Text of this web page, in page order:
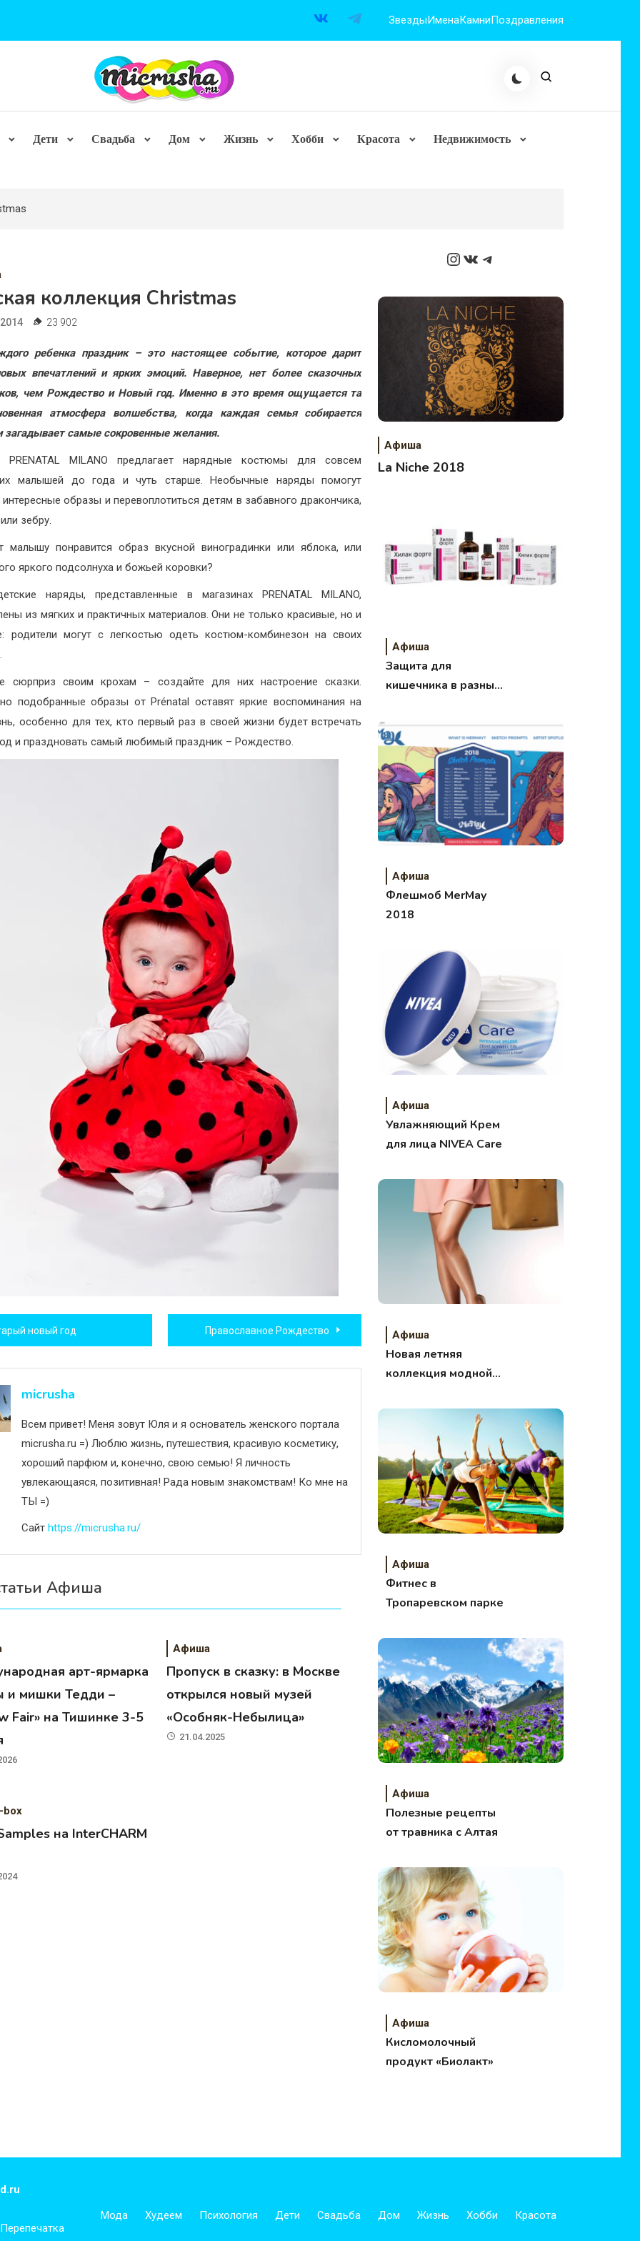
ЗвездыИменаКамниПоздравления
Дети Свадьба Дом Жизнь Хобби Красота Недвижимость
коллекция Christmas
23 902
ребенка праздник – это настоящее событие, которое дарит
впечатлений и ярких эмоций. Наверное, нет более сказочных
чем Рождество и Новый год. Именно в это время ощущается та
атмосфера волшебства, когда каждая семья собирается
загадывает самые сокровенные желания.
PRENATAL MILANO предлагает нарядные костюмы для совсем
малышей до года и чуть старше. Необычные наряды помогут
образы и перевоплотиться детям в забавного дракончика,
зебру.
понравится образ вкусной виноградинки или яблока, или
яркого подсолнуха и божьей коровки?
наряды, представленные в магазинах PRENATAL MILANO,
из мягких и практичных материалов. Они не только красивые, но и
родители могут с легкостью одеть костюм-комбинезон на своих
сюрприз своим крохам – создайте для них настроение сказки.
подобранные образы от Prénatal оставят яркие воспоминания на
особенно для тех, кто первый раз в своей жизни будет встречать
и праздновать самый любимый праздник – Рождество.
новый год Православное Рождество
micrusha
Всем привет! Меня зовут Юля и я основатель женского портала
micrusha.ru =) Люблю жизнь, путешествия, красивую косметику,
хороший парфюм и, конечно, свою семью! Я личность
увлекающаяся, позитивная! Рада новым знакомствам! Ко мне на
ТЫ =)
Сайт https://micrusha.ru/
Афиша
арт-ярмарка
и мишки Тедди –
Fair» на Тишинке 3-5
Афиша
Пропуск в сказку: в Москве
открылся новый музей
«Особняк-Небылица»
21.04.2025
box
на InterCHARM
Instagram
ВКонтакте
Telegram
Афиша
La Niche 2018
Афиша
Защита для
кишечника в разных
Афиша
Флешмоб MerMay
2018
Афиша
Увлажняющий Крем
для лица NIVEA Care
Афиша
Новая летняя
коллекция модной
Афиша
Фитнес в
Тропаревском парке
Афиша
Полезные рецепты
от травника с Алтая
Афиша
Кисломолочный
продукт «Биолакт»
Мода Худеем Психология Дети Свадьба Дом Жизнь Хобби Красота